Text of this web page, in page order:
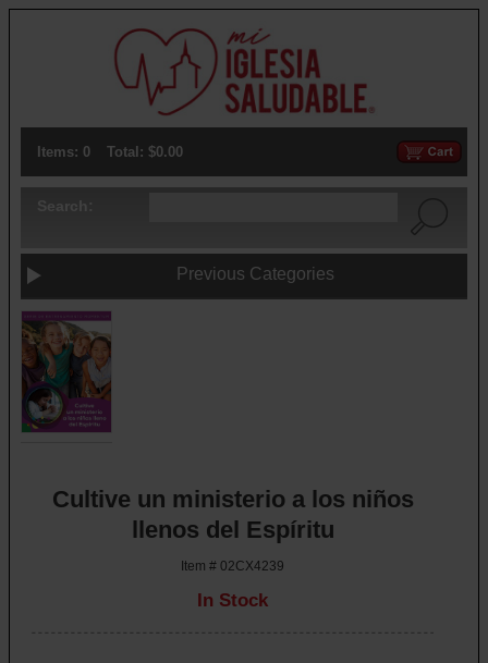
Items: 0 Total: $0.00
Previous Categories
Cultive un ministerio a los niños
llenos del Espíritu
Item # 02CX4239
In Stock